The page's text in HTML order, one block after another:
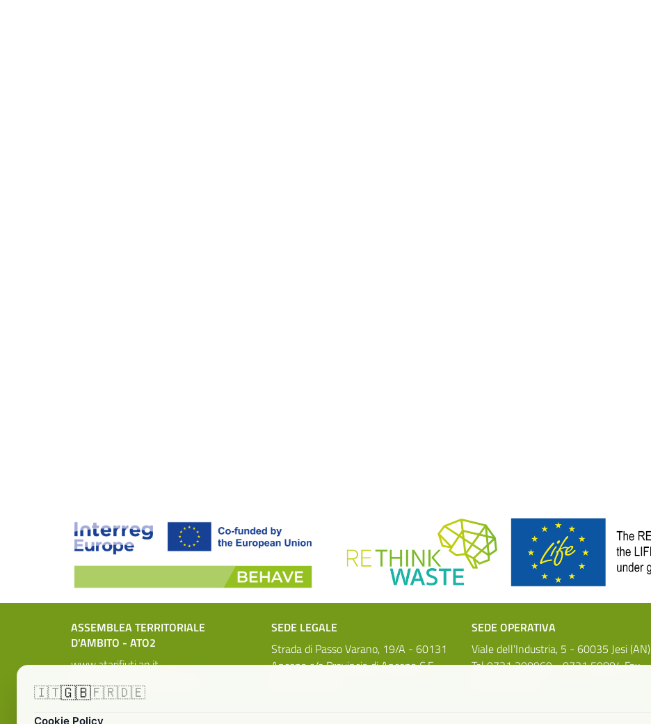
ASSEMBLEA TERRITORIALE
D'AMBITO - ATO2
www.atarifiuti.an.it
pec:atarifiutiancona@pec.it
SEDE LEGALE
Strada di Passo Varano, 19/A - 60131
Ancona c/o Provincia di Ancona C.F.
SEDE OPERATIVA
Viale dell'Industria, 5 - 60035 Jesi (AN)
Tel 0731 200969 - 0731 59804 Fax
🇮🇹🇬🇧🇫🇷🇩🇪
Cookie Policy